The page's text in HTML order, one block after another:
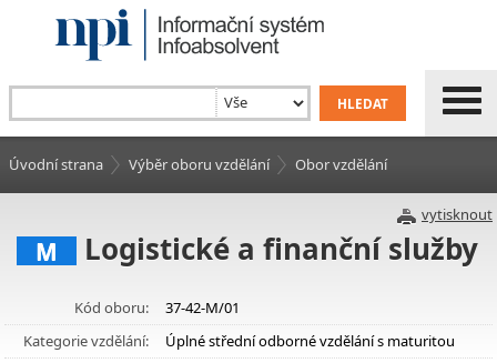
Úvodní strana Výběr oboru vzdělání Obor vzdělání
vytisknout
M Logistické a finanční služby
Kód oboru:
37-42-M/01
Kategorie vzdělání:
Úplné střední odborné vzdělání s maturitou